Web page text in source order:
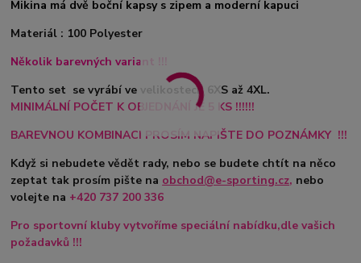
Mikina má dvě boční kapsy s zipem a moderní kapuci
Materiál : 100 Polyester
Několik barevných variant !!!
Tento set se vyrábí ve velikostech 6XS až 4XL.
MINIMÁLNÍ POČET K OBJEDNÁNÍ JE 5 KS !!!!!!
BAREVNOU KOMBINACI PROSÍM NAPIŠTE DO POZNÁMKY !!!
Když si nebudete vědět rady, nebo se budete chtít na něco
zeptat tak prosím pište na obchod@e-sporting.cz, nebo
volejte na +420 737 200 336
Pro sportovní kluby vytvoříme speciální nabídku,dle vašich
požadavků !!!